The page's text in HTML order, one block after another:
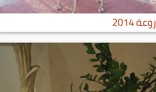
2014